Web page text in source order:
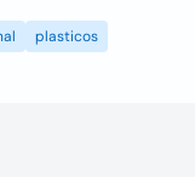
plasticos